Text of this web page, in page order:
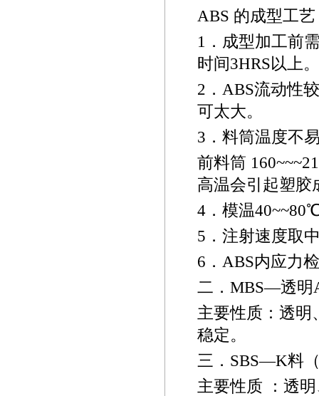
ABS 的成型工艺
1 ．成型加工前
时间3HRS以上。
2 ． ABS流动性
可太大。
3 ．料筒温度不
前料筒 160~~~
高温会引起塑胶
4 ．模温40~~80
5 ．注射速度取
6 ． ABS内应力
二． MBS—透明
主要性质：透明
稳定。
三． SBS—K料
主要性质 ：透